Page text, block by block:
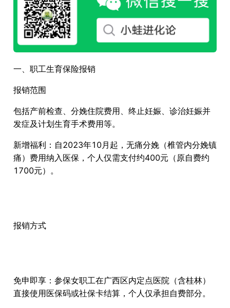
一、职工生育保险报销
报销范围
包括产前检查、分娩住院费用、终止妊娠、诊治妊娠并
发症及计划生育手术费用等。
新增福利：自2023年10月起，无痛分娩（椎管内分娩镇
痛）费用纳入医保，个人仅需支付约400元（原自费约
1700元）。
报销方式
免申即享：参保女职工在广西区内定点医院（含桂林）
直接使用医保码或社保卡结算，个人仅承担自费部分。